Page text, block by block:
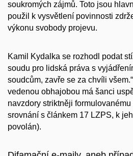
soukromých zájmů. Toto jsou
použil k vysvětlení povinnosti
výkonu svobody projevu.
Kamil Kydalka se rozhodl podat
soudu pro lidská práva s
soudcům, zavře se za chvíli všem.“
vedenou obhajobou má šanci
navzdory striktněji
srovnání s článkem 17 LZPS, k
povolán).